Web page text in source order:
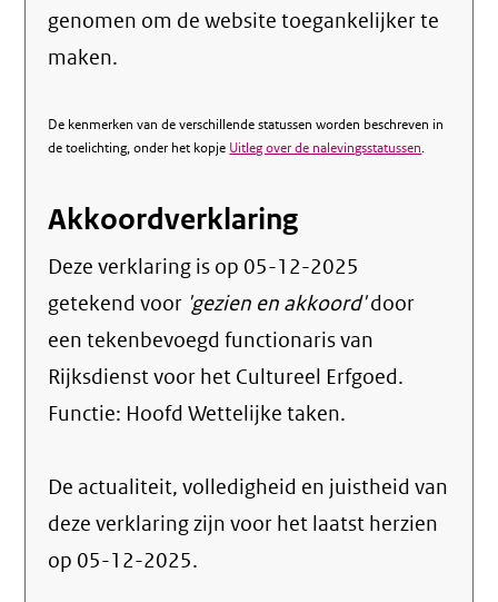
genomen om de website toegankelijker te
maken.
De kenmerken van de verschillende statussen worden beschreven in
de toelichting, onder het kopje Uitleg over de nalevingsstatussen.
Akkoordverklaring
Deze verklaring is op 05-12-2025
getekend voor 'gezien en akkoord'door
een tekenbevoegd functionaris van
Rijksdienst voor het Cultureel Erfgoed.
Functie: Hoofd Wettelijke taken.
De actualiteit, volledigheid en juistheid van
deze verklaring zijn voor het laatst herzien
op 05-12-2025.